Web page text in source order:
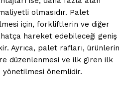
olmasıdır. Palet
için, forkliftlerin ve diğer
hareket edebileceği geniş
Ayrıca, palet rafları, ürünlerin
düzenlenmesi ve ilk giren ilk
yönetilmesi önemlidir.